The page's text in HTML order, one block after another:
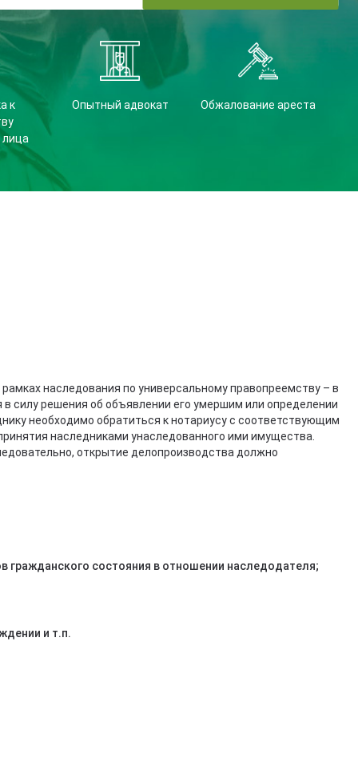
к
лица
Опытный адвокат Обжалование ареста
наследования по универсальному правопреемству – в
силу решения об объявлении его умершим или определении
необходимо обратиться к нотариусу с соответствующим
наследниками унаследованного ими имущества.
открытие делопроизводства должно
гражданского состояния в отношении наследодателя;
и т.п.